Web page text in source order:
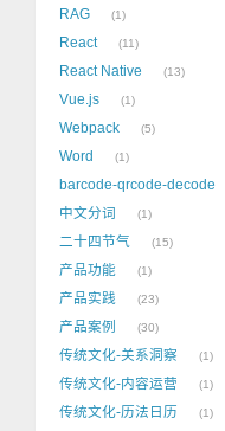
RAG 1
React 11
React Native 13
Vue.js 1
Webpack 5
Word 1
barcode-qrcode-decode
中文分词 1
二十四节气 15
产品功能 1
产品实践 23
产品案例 30
传统文化-关系洞察 1
传统文化-内容运营 1
传统文化-历法日历 1